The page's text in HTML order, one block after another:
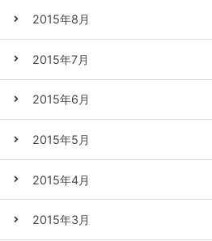
2015年8月
2015年7月
2015年6月
2015年5月
2015年4月
2015年3月